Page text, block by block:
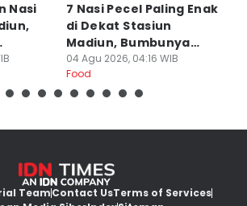
Nasi
7 Nasi Pecel Paling Enak
di Dekat Stasiun
Madiun, Bumbunya
Khas
04 Agu 2026, 04:16 WIB
Food
TeamContact UsTerms of Services